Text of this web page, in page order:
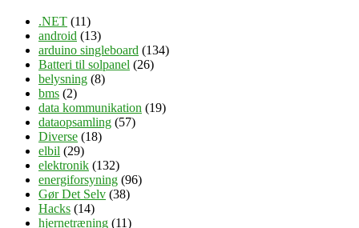
.NET (11)
android (13)
arduino singleboard (134)
Batteri til solpanel (26)
belysning (8)
bms (2)
data kommunikation (19)
dataopsamling (57)
Diverse (18)
elbil (29)
elektronik (132)
energiforsyning (96)
Gør Det Selv (38)
Hacks (14)
hjernetræning (11)